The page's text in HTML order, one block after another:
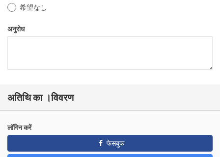
希望なし
अनुरोध
अतिथि का ।विवरण
लॉगिन करें
फेसबुक